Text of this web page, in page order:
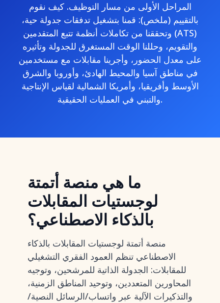
المراحل الأولى من مسار التوظيف. كيف نقوم
بالتقييم (ملخص): قمنا بتشغيل تدفقات جدولة حية،
وتحققنا من تكاملات أنظمة تتبع المتقدمين (ATS)
والتقويم، وحللنا الوقت المستغرق للجدولة وتأثيره
على معدل الحضور، وأجرينا مقابلات مع مستخدمين
في مناطق آسيا والمحيط الهادئ، وأوروبا والشرق
الأوسط وأفريقيا، وأمريكا الشمالية لقياس الإنتاجية
والتبني في العمليات الحقيقية.
ما هي منصة أتمتة
لوجستيات المقابلات
بالذكاء الاصطناعي؟
منصة أتمتة لوجستيات المقابلات بالذكاء
الاصطناعي تنظم العمود الفقري التشغيلي
للمقابلات: الجدولة الذاتية للمرشحين، وتوجيه
المحاورين المتعددين، وتوحيد المناطق الزمنية،
والتذكيرات الآلية عبر واتساب/الرسائل النصية/